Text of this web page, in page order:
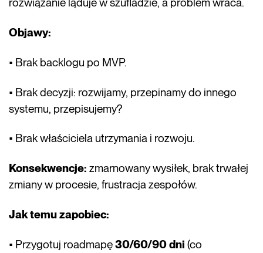
rozwiązanie ląduje w szufladzie, a problem wraca.
Objawy:
• Brak backlogu po MVP.
• Brak decyzji: rozwijamy, przepinamy do innego
systemu, przepisujemy?
• Brak właściciela utrzymania i rozwoju.
Konsekwencje: zmarnowany wysiłek, brak trwałej
zmiany w procesie, frustracja zespołów.
Jak temu zapobiec:
• Przygotuj roadmapę30/60/90 dni (co